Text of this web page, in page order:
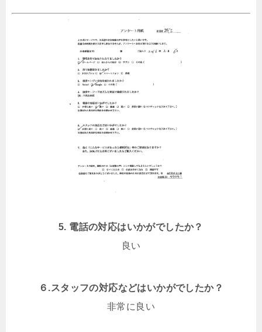
5. 電話の対応はいかがでしたか？
良い
６.スタッフの対応などはいかがでしたか？
非常に良い